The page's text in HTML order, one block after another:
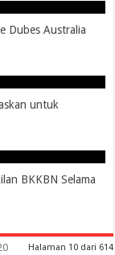
Dubes Australia
untuk
BKKBN Selama
Halaman 10 dari 614